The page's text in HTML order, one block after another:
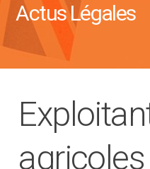
Actus Légales